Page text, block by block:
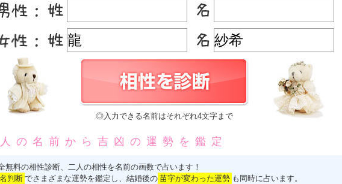
◎入力できる名前はそれぞれ4文字まで
の名前から吉凶の運勢を鑑定
無料の相性診断、二人の相性を名前の画数で占います！
判断 でさまざまな運勢を鑑定し、結婚後の 苗字が変わった運勢 も同時に占います。